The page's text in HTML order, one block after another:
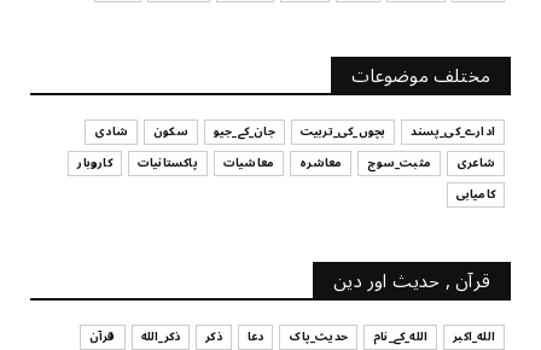
آپ کا فیصلہ کرنے کا انداز
July 29, 2026
مختلف موضوعات
ادارے_کی_پسند بچوں_کی_تربیت جان_کے_جیو سکون
شادی
شاعری
مثبت_سوچ معاشرہ معاشیات پاکستانیات
کاروبار
کامیابی
قرآن , حدیث اور دین
الله_اکبر الله_کے_نام حدیث_پاک دعا ذکر ذکر_الله
قرآن